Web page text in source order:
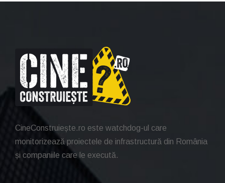
CineConstruiește.ro este watchdog-ul care
monitorizează proiectele de infrastructură din România
și companiile care le execută.